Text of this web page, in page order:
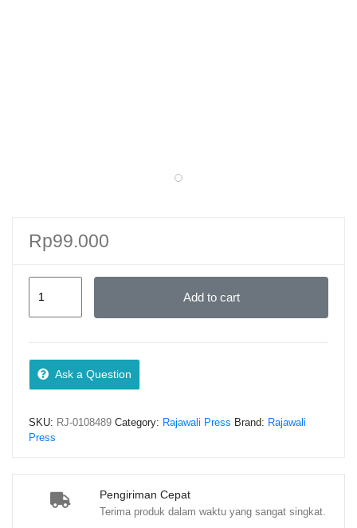
Pengiriman Cepat
Terima produk dalam waktu yang sangat singkat.
Rp99.000
Ayat-
ayat
Qur’an
Diniya,
M.Pd.;
Add to cart
Ask a Question
SKU: RJ-0108489 Category: Rajawali Press Brand: Rajawali
Press